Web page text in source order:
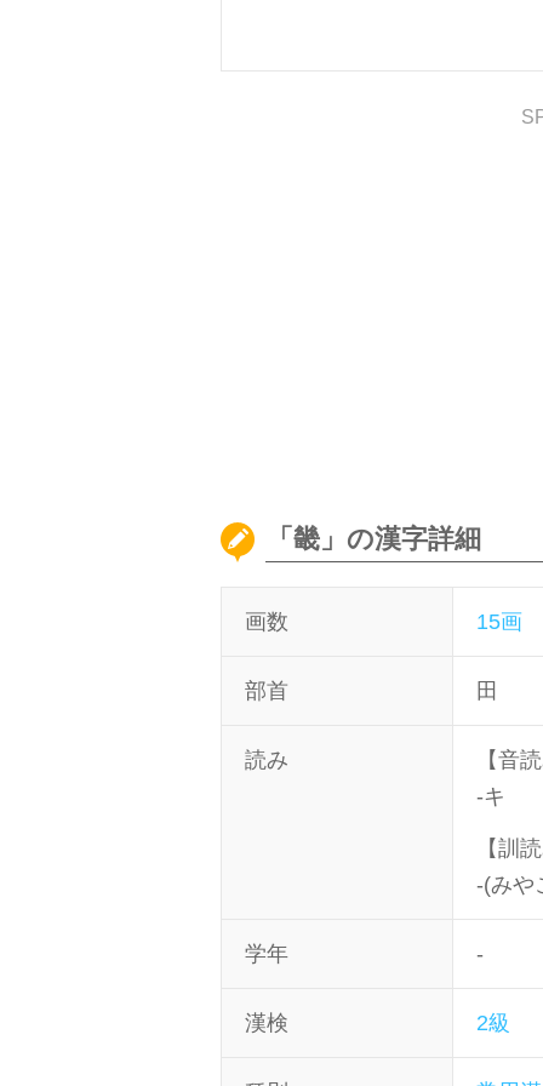
「畿」の漢字詳細
画数 15画
部首 田
読み
【音
-キ
【訓
-(みや
学年 -
漢検 2級